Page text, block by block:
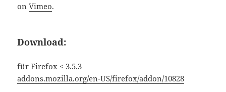
onVimeo.
Download:
für Firefox < 3.5.3
addons.mozilla.org/en-US/firefox/addon/10828